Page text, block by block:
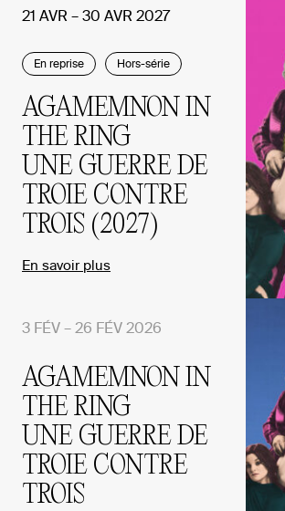
En reprise Hors-série
AGAMEMNON IN
THE RING
UNE GUERRE DE
TROIE CONTRE
TROIS (2027)
21 AVR – 30 AVR 2027
En savoir plus
AGAMEMNON IN
THE RING
UNE GUERRE DE
TROIE CONTRE
TROIS
3 FÉV – 26 FÉV 2026